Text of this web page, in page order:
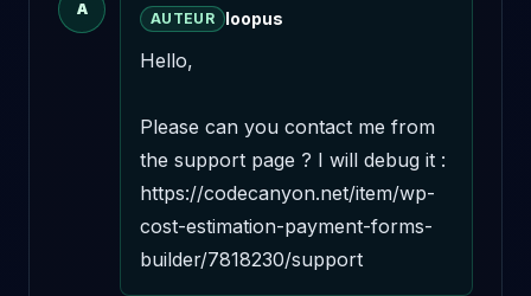
A
AUTEUR loopus
Hello,
Please can you contact me from
the support page ? I will debug it :
https://codecanyon.net/item/wp-
cost-estimation-payment-forms-
builder/7818230/support